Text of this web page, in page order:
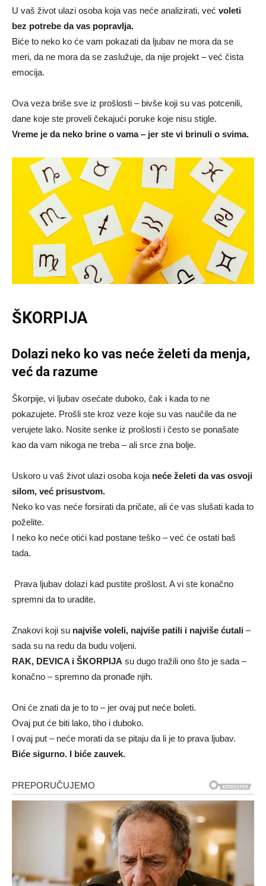
U vaš život ulazi osoba koja vas neće analizirati, već voleti
bez potrebe da vas popravlja.
Biće to neko ko će vam pokazati da ljubav ne mora da se
meri, da ne mora da se zaslužuje, da nije projekt – već čista
emocija.
Ova veza briše sve iz prošlosti – bivše koji su vas potcenili,
dane koje ste proveli čekajući poruke koje nisu stigle.
Vreme je da neko brine o vama – jer ste vi brinuli o svima.
ŠKORPIJA
Dolazi neko ko vas neće želeti da menja,
već da razume
Škorpije, vi ljubav osećate duboko, čak i kada to ne
pokazujete. Prošli ste kroz veze koje su vas naučile da ne
verujete lako. Nosite senke iz prošlosti i često se ponašate
kao da vam nikoga ne treba – ali srce zna bolje.
Uskoro u vaš život ulazi osoba koja neće želeti da vas osvoji
silom, već prisustvom.
Neko ko vas neće forsirati da pričate, ali će vas slušati kada to
poželite.
I neko ko neće otići kad postane teško – već će ostati baš
tada.
Prava ljubav dolazi kad pustite prošlost. A vi ste konačno
spremni da to uradite.
Znakovi koji su najviše voleli, najviše patili i najviše ćutali –
sada su na redu da budu voljeni.
RAK, DEVICA i ŠKORPIJA su dugo tražili ono što je sada –
konačno – spremno da pronađe njih.
Oni će znati da je to to – jer ovaj put neće boleti.
Ovaj put će biti lako, tiho i duboko.
I ovaj put – neće morati da se pitaju da li je to prava ljubav.
Biće sigurno. I biće zauvek.